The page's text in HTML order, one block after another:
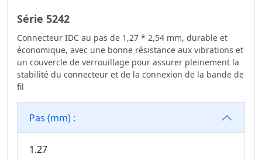
Série 5242
Connecteur IDC au pas de 1,27 * 2,54 mm, durable et
économique, avec une bonne résistance aux vibrations et
un couvercle de verrouillage pour assurer pleinement la
stabilité du connecteur et de la connexion de la bande de
fil
Pas (mm) :
1.27